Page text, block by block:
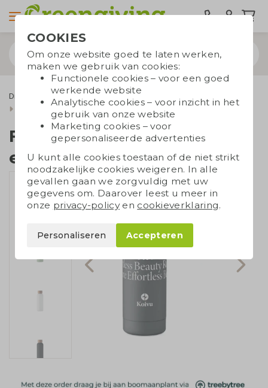
Drinkwaren
RVS waterflessen
Fles gerecycled RVS enkelwandig
Fles gerecycled RVS
enkelwandig
COOKIES
Om onze website goed te laten werken,
maken we gebruik van cookies:
Functionele cookies – voor een goed
werkende website
Analytische cookies – voor inzicht in het
gebruik van onze website
Marketing cookies – voor
gepersonaliseerde advertenties
U kunt alle cookies toestaan of de niet strikt
noodzakelijke cookies weigeren. In alle
gevallen gaan we zorgvuldig met uw
gegevens om. Daarover leest u meer in
onze privacy-policyen cookieverklaring.
Personaliseren Accepteren